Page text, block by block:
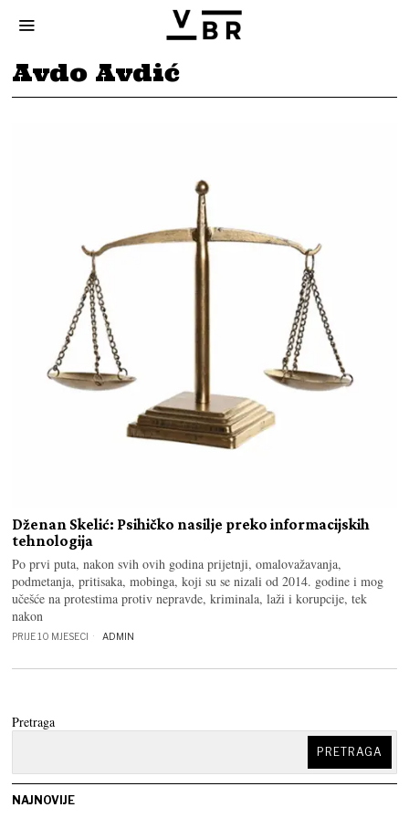
Avdo Avdić
Dženan Skelić: Psihičko nasilje preko informacijskih
tehnologija
Po prvi puta, nakon svih ovih godina prijetnji, omalovažavanja,
podmetanja, pritisaka, mobinga, koji su se nizali od 2014. godine i mog
učešće na protestima protiv nepravde, kriminala, laži i korupcije, tek
nakon
PRIJE 10 MJESECI ADMIN
Pretraga
PRETRAGA
NAJNOVIJE